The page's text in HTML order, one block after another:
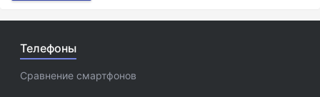
Телефоны
Сравнение смартфонов